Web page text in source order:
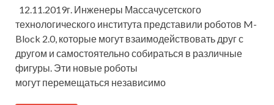
12.11.2019г. Инженеры Массачусетского
технологического института представили роботов M-
Block 2.0, которые могут взаимодействовать друг с
другом и самостоятельно собираться в различные
фигуры. Эти новые роботы
могут перемещаться независимо